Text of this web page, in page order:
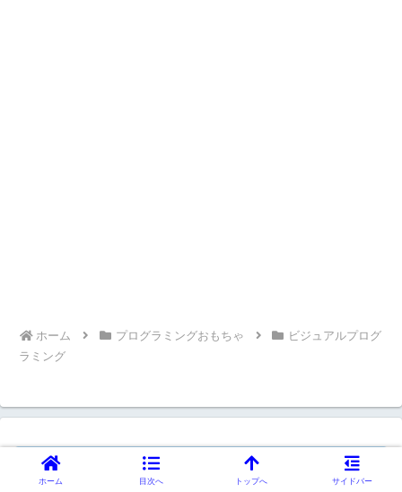
ホーム プログラミングおもちゃ
ビジュアルプログ
ラミング
ホーム 目次へ トップへ サイドバー